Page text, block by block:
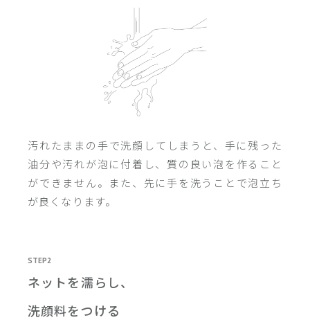
汚れたままの手で洗顔してしまうと、手に残った
油分や汚れが泡に付着し、質の良い泡を作ること
ができません。また、先に手を洗うことで泡立ち
が良くなります。
STEP2
ネットを濡らし、
洗顔料をつける